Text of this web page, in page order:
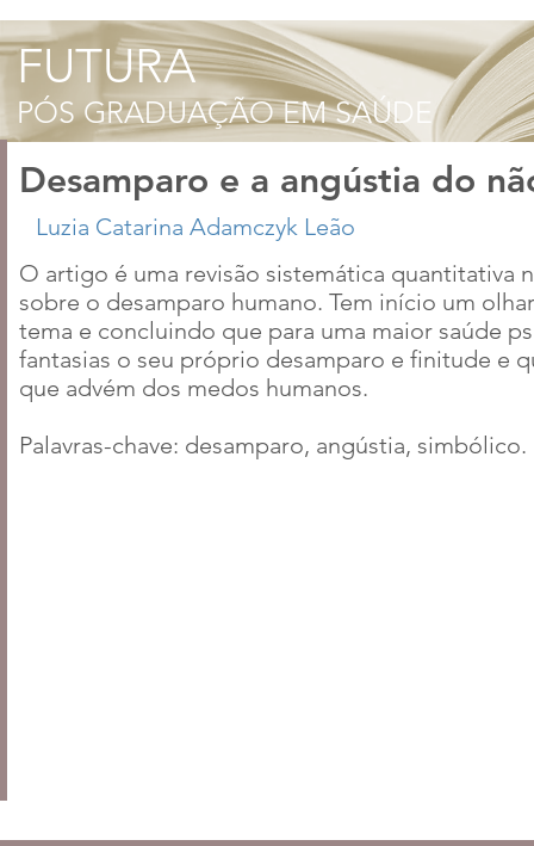
Desamparo e a angústia do
O artigo é uma revisão sistemática quantitativa
sobre o desamparo humano. Tem início um
tema e concluindo que para uma maior saúde
fantasias o seu próprio desamparo e finitude e
que advém dos medos humanos.
Palavras-chave: desamparo, angústia, simbólico.